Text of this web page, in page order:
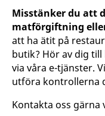
Misstänker du att
matförgiftning
att ha ätit på
butik? Hör av dig
via våra e-tjänster.
utföra kontrollerna
Kontakta oss gärna